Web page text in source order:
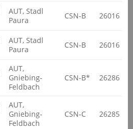
AUT, Stadl
Paura
CSN-B 26016
AUT, Stadl
Paura
CSN-B 26016
AUT,
Gniebing-
Feldbach
CSN-B* 26286
AUT,
Gniebing-
Feldbach
CSN-C 26285